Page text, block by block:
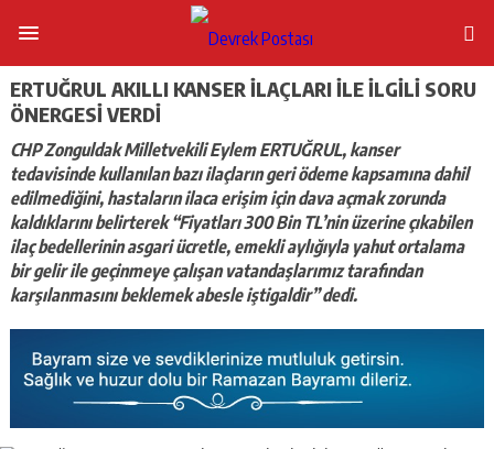
ERTUĞRUL AKILLI KANSER İLAÇLARI İLE İLGİLİ SORU
ÖNERGESİ VERDİ
CHP Zonguldak Milletvekili Eylem ERTUĞRUL, kanser
tedavisinde kullanılan bazı ilaçların geri ödeme kapsamına dahil
edilmediğini, hastaların ilaca erişim için dava açmak zorunda
kaldıklarını belirterek “Fiyatları 300 Bin TL’nin üzerine çıkabilen
ilaç bedellerinin asgari ücretle, emekli aylığıyla yahut ortalama
bir gelir ile geçinmeye çalışan vatandaşlarımız tarafından
karşılanmasını beklemek abesle iştigaldir” dedi.